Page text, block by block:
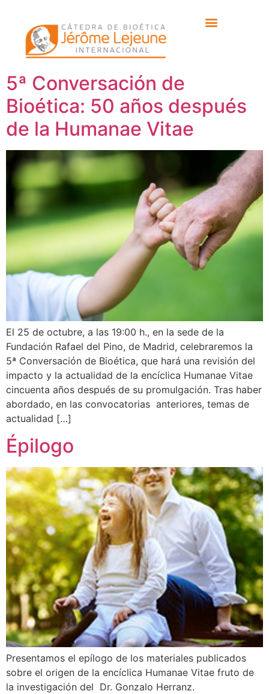
Etiqueta: humanae
vitae
5ª Conversación de
Bioética: 50 años después
de la Humanae Vitae
El 25 de octubre, a las 19:00 h., en la sede de la
Fundación Rafael del Pino, de Madrid, celebraremos la
5ª Conversación de Bioética, que hará una revisión del
impacto y la actualidad de la encíclica Humanae Vitae
cincuenta años después de su promulgación. Tras haber
abordado, en las convocatorias anteriores, temas de
actualidad […]
Épilogo
Presentamos el epílogo de los materiales publicados
sobre el origen de la encíclica Humanae Vitae fruto de
la investigación del Dr. Gonzalo Herranz.